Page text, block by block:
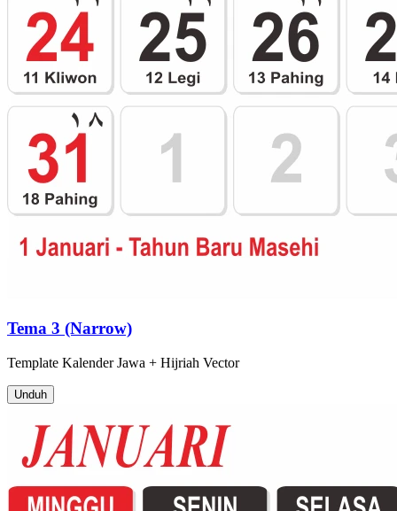
Tema 3 (Narrow)
Template Kalender Jawa + Hijriah Vector
Unduh